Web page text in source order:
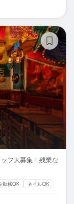
フ大募集！残業な
勤務OK ネイルOK